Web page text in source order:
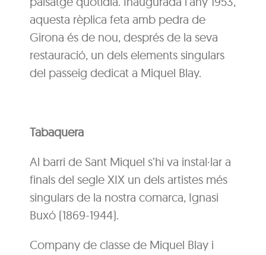
aquesta rèplica feta amb pedra de
Girona és de nou, després de la seva
restauració, un dels elements singulars
del passeig dedicat a Miquel Blay.
Tabaquera
Al barri de Sant Miquel s’hi va instal·lar a
finals del segle XIX un dels artistes més
singulars de la nostra comarca, Ignasi
Buxó (1869-1944).
Company de classe de Miquel Blay i